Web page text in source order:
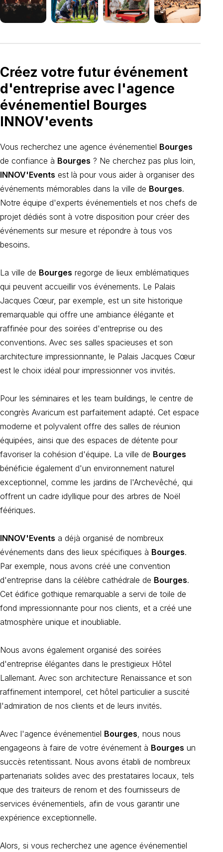
Créez votre futur événement
d'entreprise avec l'agence
événementiel Bourges
INNOV'events
Vous recherchez une agence événementiel Bourges
de confiance à Bourges ? Ne cherchez pas plus loin,
INNOV'Events est là pour vous aider à organiser des
événements mémorables dans la ville de Bourges.
Notre équipe d'experts événementiels et nos chefs de
projet dédiés sont à votre disposition pour créer des
événements sur mesure et répondre à tous vos
besoins.
La ville de Bourges regorge de lieux emblématiques
qui peuvent accueillir vos événements. Le Palais
Jacques Cœur, par exemple, est un site historique
remarquable qui offre une ambiance élégante et
raffinée pour des soirées d'entreprise ou des
conventions. Avec ses salles spacieuses et son
architecture impressionnante, le Palais Jacques Cœur
est le choix idéal pour impressionner vos invités.
Pour les séminaires et les team buildings, le centre de
congrès Avaricum est parfaitement adapté. Cet espace
moderne et polyvalent offre des salles de réunion
équipées, ainsi que des espaces de détente pour
favoriser la cohésion d'équipe. La ville de Bourges
bénéficie également d'un environnement naturel
exceptionnel, comme les jardins de l'Archevêché, qui
offrent un cadre idyllique pour des arbres de Noël
féériques.
INNOV'Events a déjà organisé de nombreux
événements dans des lieux spécifiques à Bourges.
Par exemple, nous avons créé une convention
d'entreprise dans la célèbre cathédrale de Bourges.
Cet édifice gothique remarquable a servi de toile de
fond impressionnante pour nos clients, et a créé une
atmosphère unique et inoubliable.
Nous avons également organisé des soirées
d'entreprise élégantes dans le prestigieux Hôtel
Lallemant. Avec son architecture Renaissance et son
raffinement intemporel, cet hôtel particulier a suscité
l'admiration de nos clients et de leurs invités.
Avec l'agence événementiel Bourges, nous nous
engageons à faire de votre événement à Bourges un
succès retentissant. Nous avons établi de nombreux
partenariats solides avec des prestataires locaux, tels
que des traiteurs de renom et des fournisseurs de
services événementiels, afin de vous garantir une
expérience exceptionnelle.
Alors, si vous recherchez une agence événementiel